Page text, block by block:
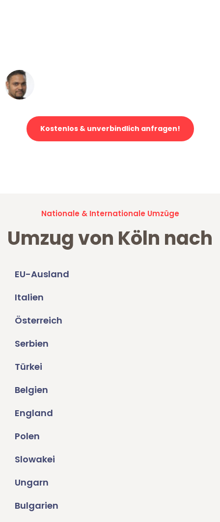
Kostenlos & unverbindlich anfragen!
Nationale & Internationale Umzüge
Umzug von Köln nach
EU-Ausland
Italien
Österreich
Serbien
Türkei
Belgien
England
Polen
Slowakei
Ungarn
Bulgarien